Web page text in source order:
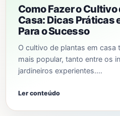
Como Fazer o
Casa: Dicas Práticas
Para o Sucesso
O cultivo de plantas em casa
mais popular, tanto entre os
jardineiros experientes.…
Ler conteúdo